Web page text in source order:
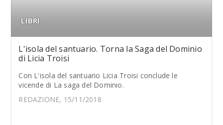
LIBRI
L'isola del santuario. Torna la Saga del Dominio
di Licia Troisi
Con L'isola del santuario Licia Troisi conclude le
vicende di La saga del Dominio.
REDAZIONE, 15/11/2018